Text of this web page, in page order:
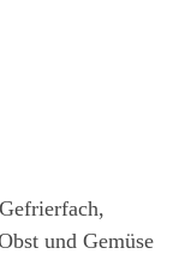
und Gemüse